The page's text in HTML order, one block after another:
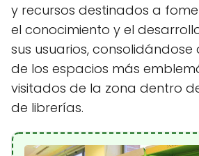
y recursos destinados a
el conocimiento y el
sus usuarios,
de los espacios más
visitados de la zona dentro
de librerías.